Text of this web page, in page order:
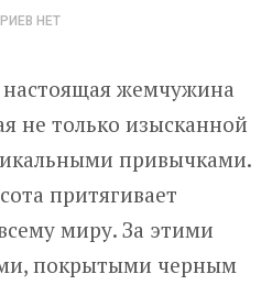
НЕТ
жемчужина
не только изысканной
привычками.
притягивает
миру. За этими
покрытыми черным